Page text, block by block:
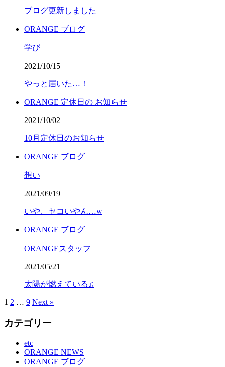
ブログ更新しました
ORANGE ブログ
学び
2021/10/15
やっと届いた…！
ORANGE 定休日の お知らせ
2021/10/02
10月定休日のお知らせ
ORANGE ブログ
想い
2021/09/19
いや、セコいやん…w
ORANGE ブログ
ORANGEスタッフ
2021/05/21
太陽が燃えている♫
1 2 … 9 Next »
カテゴリー
etc
ORANGE NEWS
ORANGE ブログ